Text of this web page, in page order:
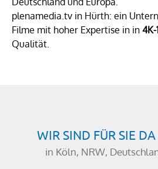
plenamedia.tv in Hürth: ein
Filme mit hoher Expertise in in 4K-
Qualität.
WIR SIND FÜR SIE
in Köln, NRW,